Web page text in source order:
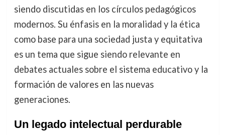
siendo discutidas en los círculos pedagógicos
modernos. Su énfasis en la moralidad y la ética
como base para una sociedad justa y equitativa
es un tema que sigue siendo relevante en
debates actuales sobre el sistema educativo y la
formación de valores en las nuevas
generaciones.
Un legado intelectual perdurable